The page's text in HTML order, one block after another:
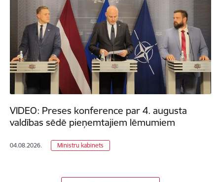
VIDEO: Preses konference par 4. augusta
valdības sēdē pieņemtajiem lēmumiem
04.08.2026. Ministru kabinets